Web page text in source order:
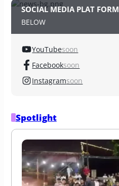
SOCIAL MEDIA PLAT FORM
BELOW
YouTubesoon
Facebooksoon
Instagramsoon
Spotlight